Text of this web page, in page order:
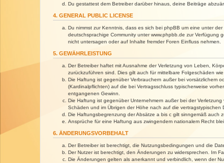
Du gestattest dem Betreiber darüber hinaus, deine Beiträge
4. GENERAL PUBLIC LICENSE
Du nimmst zur Kenntnis, dass es sich bei phpBB um eine unter der
deutschsprachige Community unter www.phpbb.de zur
nicht untersagen oder auf Inhalte fremder Foren Einfluss nehmen.
5. GEWÄHRLEISTUNG
Der Betreiber haftet mit Ausnahme der Verletzung von Leben,
zurückzuführen sind. Dies gilt auch für mittelbare Folgeschäden
Die Haftung ist gegenüber Verbrauchern außer bei vorsätzlichem
(Kardinalpflichten) auf die bei Vertragsschluss typischerweise
entgangenen Gewinn.
Die Haftung ist gegenüber Unternehmern außer bei der
Schäden und im Übrigen der Höhe nach auf die
Die Haftungsbegrenzung der Absätze a bis c gilt sinngemäß auch
Ansprüche für eine Haftung aus zwingendem nationalem Recht
6. ÄNDERUNGSVORBEHALT
Der Betreiber ist berechtigt, die Nutzungsbedingungen und die
Der Nutzer ist berechtigt, den Änderungen zu widersprechen. Im
Die Änderungen gelten als anerkannt und verbindlich, wenn der